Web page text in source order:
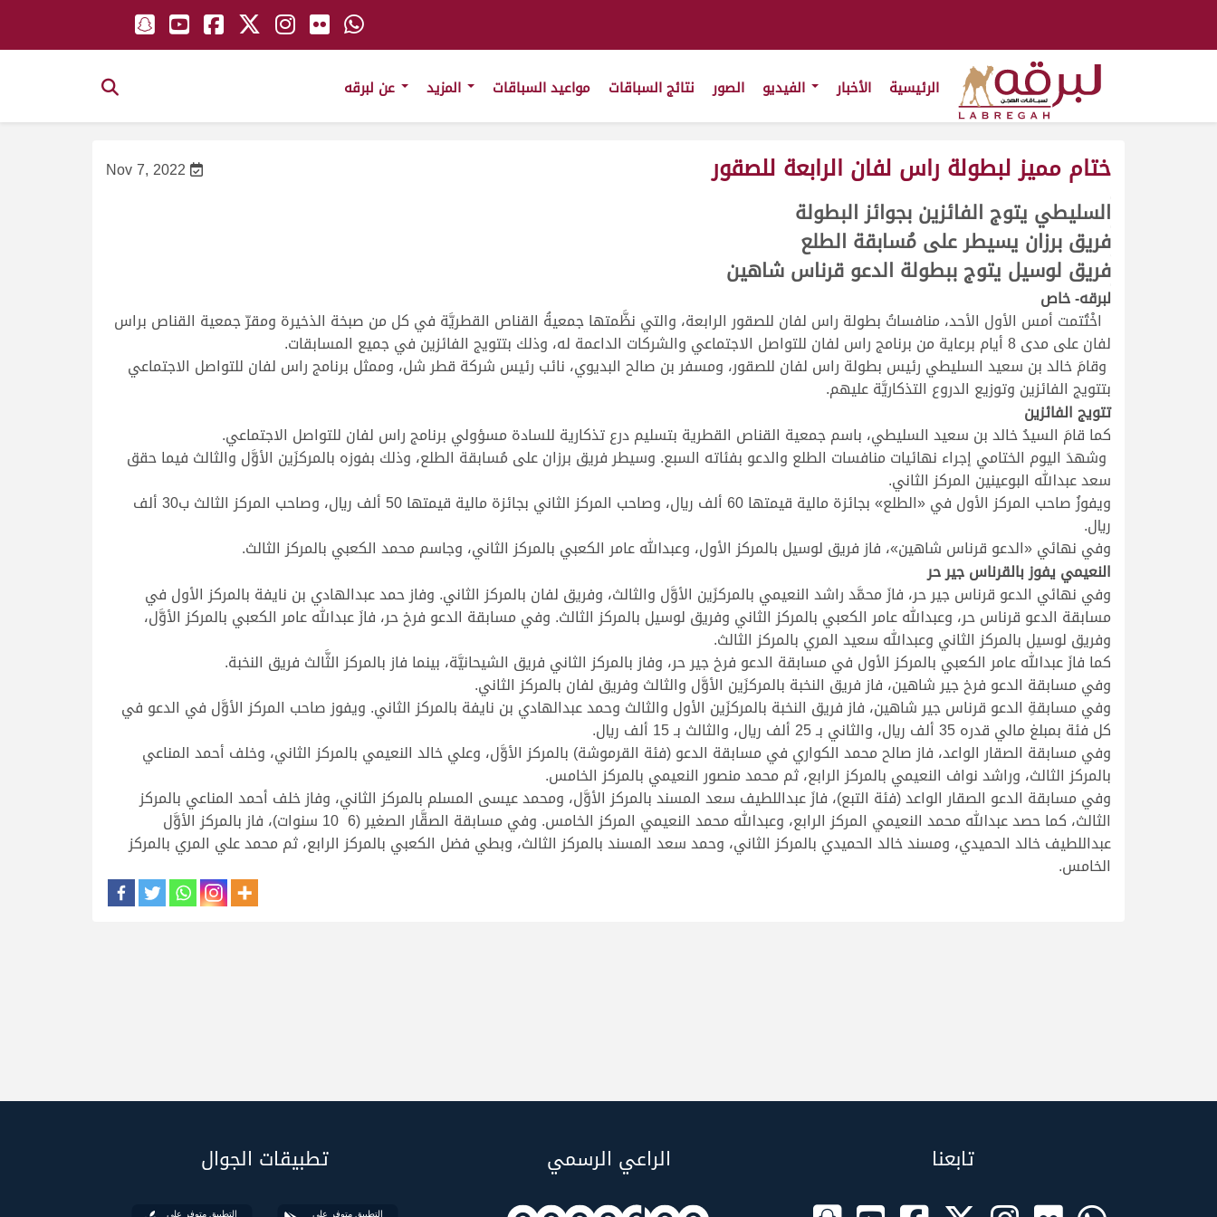
الرئيسية الأخبار الصور نتائج السباقات مواعيد السباقات
Nov 7, 2022 ختام مميز لبطولة راس لفان الرابعة للصقور
السليطي يتوج الفائزين بجوائز البطولة
فريق برزان يسيطر على مُسابقة الطلع
فريق لوسيل يتوج ببطولة الدعو قرناس شاهين
لبرقه- خاص
اخْتُتمت أمس الأول الأحد، منافساتُ بطولة راس لفان للصقور الرابعة، والتي نظَّمتها جمعيةُ القناص القطريَّة في كل من صبخة الذخيرة ومقرّ جمعية القناص براس
لفان على مدى 8 أيام برعاية من برنامج راس لفان للتواصل الاجتماعي والشركات الداعمة له، وذلك بتتويج الفائزين في جميع المسابقات.
وقامَ خالد بن سعيد السليطي رئيس بطولة راس لفان للصقور، ومسفر بن صالح البديوي، نائب رئيس شركة قطر شل، وممثل برنامج راس لفان للتواصل الاجتماعي
بتتويج الفائزين وتوزيع الدروع التذكاريَّة عليهم.
تتويج الفائزين
كما قامَ السيدُ خالد بن سعيد السليطي، باسم جمعية القناص القطرية بتسليم درع تذكارية للسادة مسؤولي برنامج راس لفان للتواصل الاجتماعي.
وشهدَ اليوم الختامي إجراء نهائيات منافسات الطلع والدعو بفئاته السبع. وسيطر فريق برزان على مُسابقة الطلع، وذلك بفوزه بالمركزَين الأوَّل والثالث فيما حقق
سعد عبدالله البوعينين المركز الثاني.
ويفوزُ صاحب المركز الأول في «‏‏الطلع»‏‏ بجائزة مالية قيمتها 60 ألف ريال، وصاحب المركز الثاني بجائزة مالية قيمتها 50 ألف ريال، وصاحب المركز الثالث ب30 ألف
ريال.
وفي نهائي «الدعو قرناس شاهين»‏‏، فاز فريق لوسيل بالمركز الأول، وعبدالله عامر الكعبي بالمركز الثاني، وجاسم محمد الكعبي بالمركز الثالث.
النعيمي يفوز بالقرناس جير حر
وفي نهائي الدعو قرناس جير حر، فازَ محمَّد راشد النعيمي بالمركزَين الأوَّل والثالث، وفريق لفان بالمركز الثاني. وفاز حمد عبدالهادي بن نايفة بالمركز الأول في
مسابقة الدعو قرناس حر، وعبدالله عامر الكعبي بالمركز الثاني وفريق لوسيل بالمركز الثالث. وفي مسابقة الدعو فرخ حر، فازَ عبدالله عامر الكعبي بالمركز الأوَّل،
وفريق لوسيل بالمركز الثاني وعبدالله سعيد المري بالمركز الثالث.
كما فازَ عبدالله عامر الكعبي بالمركز الأول في مسابقة الدعو فرخ جير حر، وفاز بالمركز الثاني فريق الشيحانيَّة، بينما فاز بالمركز الثَّالث فريق النخبة.
وفي مسابقة الدعو فرخ جير شاهين، فاز فريق النخبة بالمركزَين الأوَّل والثالث وفريق لفان بالمركز الثاني.
وفي مسابقةِ الدعو قرناس جير شاهين، فاز فريق النخبة بالمركزَين الأول والثالث وحمد عبدالهادي بن نايفة بالمركز الثاني. ويفوز صاحب المركز الأوَّل في الدعو في
كل فئة بمبلغ مالي قدره 35 ألف ريال، والثاني بـ 25 ألف ريال، والثالث بـ 15 ألف ريال.
وفي مسابقة الصقار الواعد، فاز صالح محمد الكواري في مسابقة الدعو (فئة القرموشة) بالمركز الأوَّل، وعلي خالد النعيمي بالمركز الثاني، وخلف أحمد المناعي
بالمركز الثالث، وراشد نواف النعيمي بالمركز الرابع، ثم محمد منصور النعيمي بالمركز الخامس.
وفي مسابقة الدعو الصقار الواعد (فئة التبع)، فازَ عبداللطيف سعد المسند بالمركز الأوَّل، ومحمد عيسى المسلم بالمركز الثاني، وفاز خلف أحمد المناعي بالمركز
الثالث، كما حصد عبدالله محمد النعيمي المركز الرابع، وعبدالله محمد النعيمي المركز الخامس. وفي مسابقة الصقَّار الصغير (6 10 سنوات)، فاز بالمركز الأوَّل
عبداللطيف خالد الحميدي، ومسند خالد الحميدي بالمركز الثاني، وحمد سعد المسند بالمركز الثالث، وبطي فضل الكعبي بالمركز الرابع، ثم محمد علي المري بالمركز
الخامس.
تابعنا الراعي الرسمي تطبيقات الجوال